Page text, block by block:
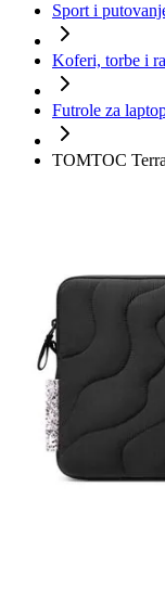
Sport i
Koferi, torbe i
Futrole za
TOMTOC